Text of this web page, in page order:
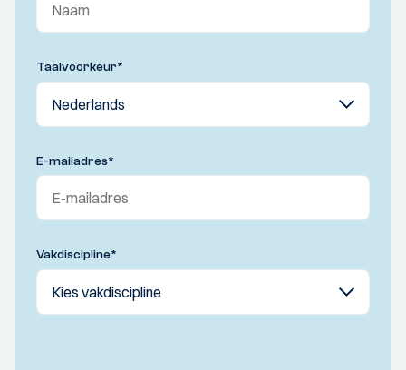
Taalvoorkeur*
E-mailadres*
Vakdiscipline*